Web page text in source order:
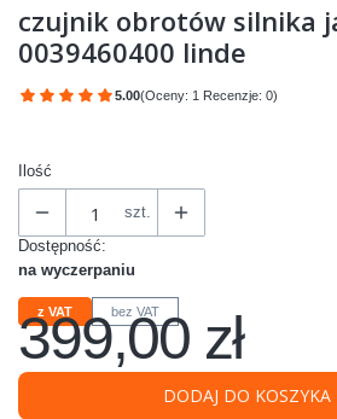
czujnik obrotów silnika
0039460400 linde
5.00(Oceny: 1 Recenzje: 0)
Przejdź do sekcji Opinie
Ilość
szt.
Dostępność:
na wyczerpaniu
z VAT bez VAT
Cena
399,00 zł
DODAJ DO KOSZYKA